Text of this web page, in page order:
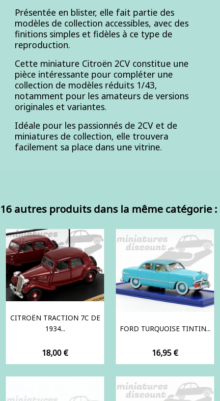
Présentée en blister, elle fait partie des
modèles de collection accessibles, avec des
finitions simples et fidèles à ce type de
reproduction.
Cette miniature Citroën 2CV constitue une
pièce intéressante pour compléter une
collection de modèles réduits 1/43,
notamment pour les amateurs de versions
originales et variantes.
Idéale pour les passionnés de 2CV et de
miniatures de collection, elle trouvera
facilement sa place dans une vitrine.
16 autres produits dans la même catégorie :
CITROËN TRACTION 7C DE
1934...
Prix
18,00 €
FORD TURQUOISE TINTIN...
Prix
16,95 €